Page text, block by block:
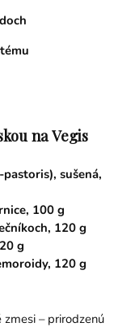
na Vegis
sušená,
100 g
120 g
g
120 g
– prirodzenú